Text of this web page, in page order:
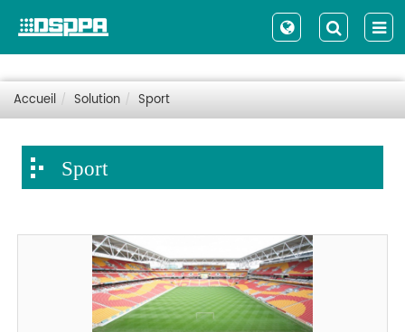
Accueil Solution Sport
Sport